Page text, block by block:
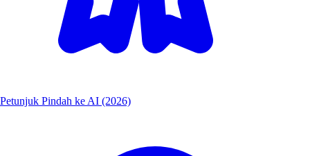
Petunjuk Pindah ke AI (2026)